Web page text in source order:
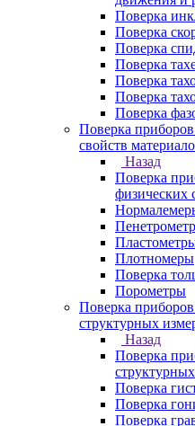
Поверка
Поверка
Поверка
Поверка
Поверка
Поверка
Поверка
Поверка
свойств
Назад
Поверка
физических
Плотномеры
Поверка
Порометры
Поверка
структурных
Назад
Поверка
Поверка
Поверка
Поверка